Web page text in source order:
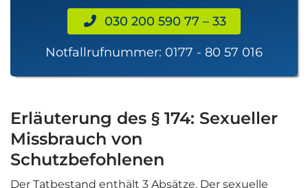
030 200 590 77 – 33
Notfallrufnummer: 0177 - 80 57 016
Erläuterung des § 174: Sexueller
Missbrauch von
Schutzbefohlenen
Der Tatbestand enthält 3 Absätze. Der sexuelle